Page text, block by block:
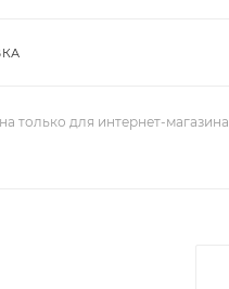
только для интернет-